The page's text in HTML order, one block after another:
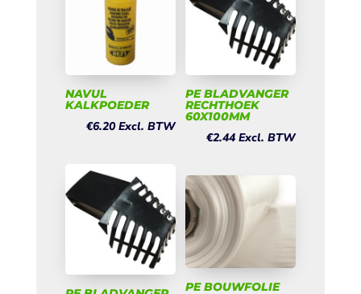
NAVUL
KALKPOEDER
€6.20 Excl. BTW
PE BLADVANGER
RECHTHOEK
60X100MM
€2.44 Excl. BTW
PE BOUWFOLIE